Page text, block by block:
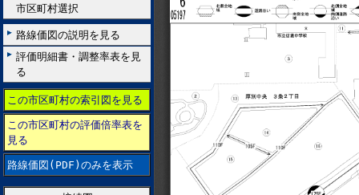
市区町村選択
路線価図の説明を見る
評価明細書・調整率表を見
る
この市区町村の索引図を見る
この市区町村の評価倍率表を
見る
路線価図(PDF)のみを表示